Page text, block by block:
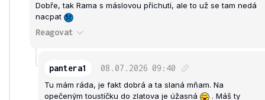
Dobře, tak Rama s máslovou příchutí, ale to už se tam nedá
nacpat
Reagovat
pantera1 08.07.2026 09:40
Tu mám ráda, je fakt dobrá a ta slaná mňam. Na
opečeným toustíčku do zlatova je úžasná
. Máš ty